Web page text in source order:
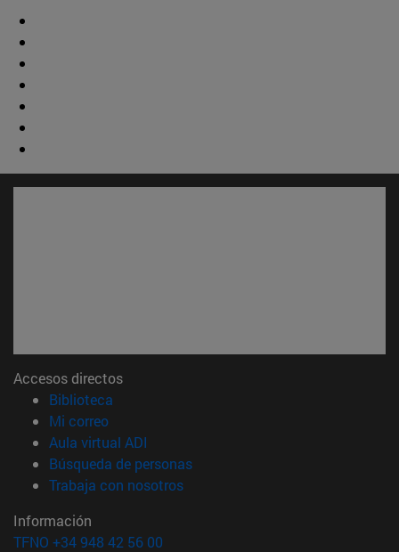
Accesos directos
Biblioteca
Mi correo(abre en nueva ventana)
Aula virtual ADI
Búsqueda de personas(abre en nueva ventana)
Trabaja con nosotros(abre en nueva ventana)
Información
TFNO +34 948 42 56 00